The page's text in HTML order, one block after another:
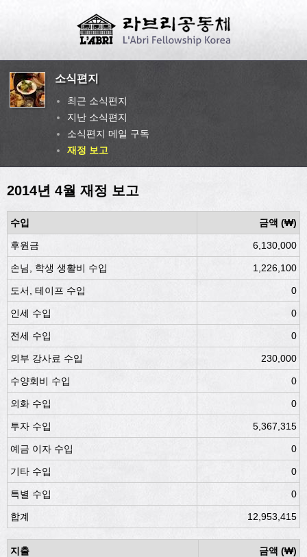
소식편지
최근 소식편지
지난 소식편지
소식편지 메일 구독
재정 보고
2014년 4월 재정 보고
수입 금액 (₩)
후원금 6,130,000
손님, 학생 생활비 수입 1,226,100
도서, 테이프 수입 0
인세 수입 0
전세 수입 0
외부 강사료 수입 230,000
수양회비 수입 0
외화 수입 0
투자 수입 5,367,315
예금 이자 수입 0
기타 수입 0
특별 수입 0
합계 12,953,415
지출 금액 (₩)